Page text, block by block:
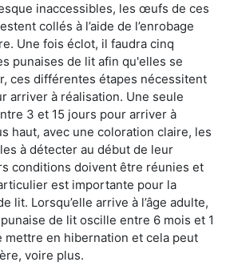
inaccessibles, les œufs de ces
collés à l’aide de l’enrobage
Une fois éclot, il faudra cinq
punaises de lit afin qu'elles se
ces différentes étapes nécessitent
arriver à réalisation. Une seule
3 et 15 jours pour arriver à
haut, avec une coloration claire, les
à détecter au début de leur
conditions doivent être réunies et
est importante pour la
lit. Lorsqu’elle arrive à l’âge adulte,
de lit oscille entre 6 mois et 1
mettre en hibernation et cela peut
voire plus.